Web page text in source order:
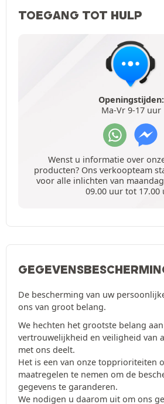
TOEGANG TOT HULP
Openingstijden:
Ma-Vr 9-17 uur
Wenst u informatie over
producten? Ons verkoopteam
voor alle inlichten van
09.00 uur tot 17.00
De bescherming van uw
ons van groot belang.
We hechten het grootste belang
vertrouwelijkheid en veiligheid van
met ons deelt.
Het is een van onze topprioriteiten
maatregelen te nemen om de
gegevens te garanderen.
We nodigen u daarom uit om ons